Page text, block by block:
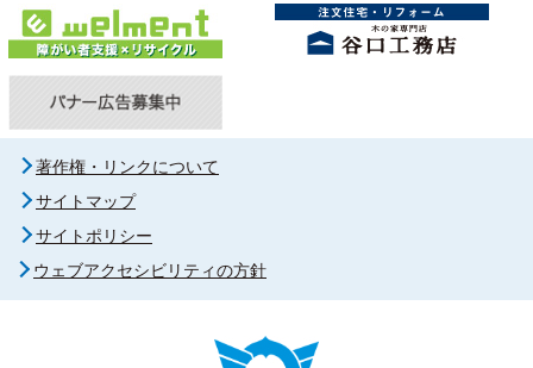
著作権・リンクについて
サイトマップ
サイトポリシー
ウェブアクセシビリティの方針